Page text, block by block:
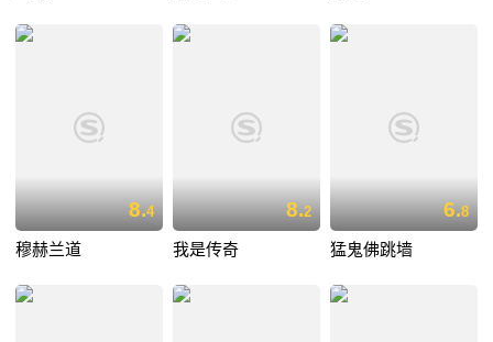
8.4
穆赫兰道
8.2
我是传奇
6.8
猛鬼佛跳墙